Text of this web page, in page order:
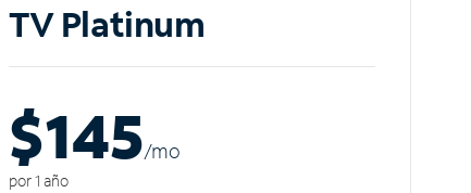
TV Platinum
$145/mo
por 1 año